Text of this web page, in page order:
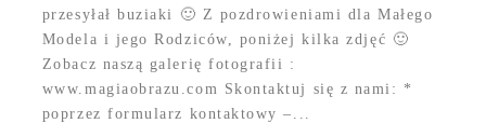
przesyłał buziaki 🙂 Z pozdrowieniami dla Małego
Modela i jego Rodziców, poniżej kilka zdjęć 🙂
Zobacz naszą galerię fotografii :
www.magiaobrazu.com Skontaktuj się z nami: *
poprzez formularz kontaktowy –...